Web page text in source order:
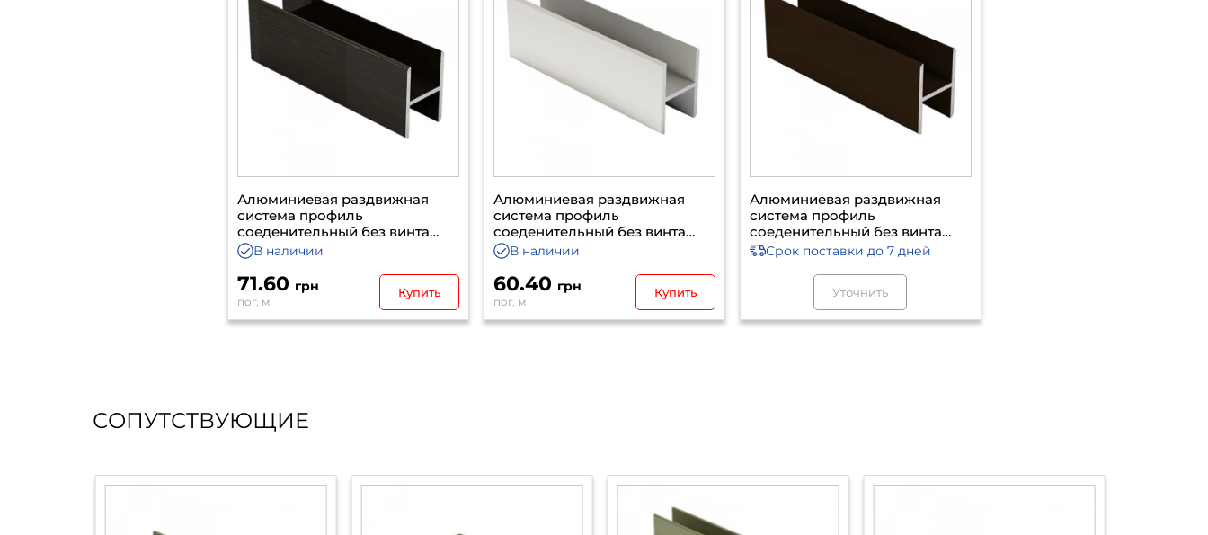
Алюминиевая раздвижная
система профиль
соеденительный без винта
венге глянец 5500
В наличии
71.60 грн
пог. м
Купить
Алюминиевая раздвижная
система профиль
соеденительный без винта
серебро 5500
В наличии
60.40 грн
пог. м
Купить
Алюминиевая раздвижная
система профиль
соеденительный без винта
бронза 5500
Срок поставки до 7 дней
Уточнить
СОПУТСТВУЮЩИЕ